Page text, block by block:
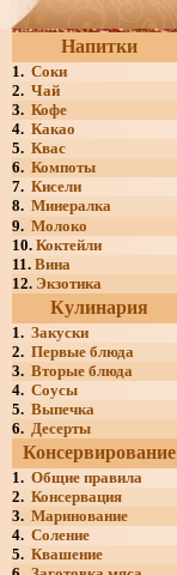
Напитки
1. Соки
2. Чай
3. Кофе
4. Какао
5. Квас
6. Компоты
7. Кисели
8. Минералка
9. Молоко
10. Коктейли
11. Вина
12. Экзотика
Кулинария
1. Закуски
2. Первые блюда
3. Вторые блюда
4. Соусы
5. Выпечка
6. Десерты
Консервирование
1. Общие правила
2. Консервация
3. Маринование
4. Соление
5. Квашение